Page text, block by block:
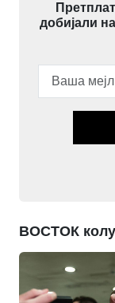
добијали
ВОСТОК